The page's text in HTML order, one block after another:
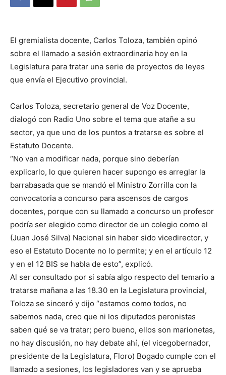
::
Verdad
es
lo
que
se
ve…
El gremialista docente, Carlos Toloza, también opinó
sobre el llamado a sesión extraordinaria hoy en la
Legislatura para tratar una serie de proyectos de leyes
que envía el Ejecutivo provincial.
Carlos Toloza, secretario general de Voz Docente,
dialogó con Radio Uno sobre el tema que atañe a su
sector, ya que uno de los puntos a tratarse es sobre el
Estatuto Docente.
“No van a modificar nada, porque sino deberían
explicarlo, lo que quieren hacer supongo es arreglar la
barrabasada que se mandó el Ministro Zorrilla con la
convocatoria a concurso para ascensos de cargos
docentes, porque con su llamado a concurso un profesor
podría ser elegido como director de un colegio como el
(Juan José Silva) Nacional sin haber sido vicedirector, y
eso el Estatuto Docente no lo permite; y en el artículo 12
y en el 12 BIS se habla de esto”, explicó.
Al ser consultado por si sabía algo respecto del temario a
tratarse mañana a las 18.30 en la Legislatura provincial,
Toloza se sinceró y dijo “estamos como todos, no
sabemos nada, creo que ni los diputados peronistas
saben qué se va tratar; pero bueno, ellos son marionetas,
no hay discusión, no hay debate ahí, (el vicegobernador,
presidente de la Legislatura, Floro) Bogado cumple con el
llamado a sesiones, los legisladores van y se aprueba